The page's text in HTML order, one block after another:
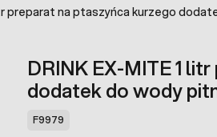
preparat na ptaszyńca kurzego
DRINK EX-MITE 1
dodatek do wody
F9979